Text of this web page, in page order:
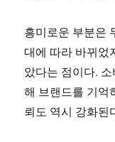
흥미로운 부분은
대에 따라 바뀌었
았다는 점이다.
해 브랜드를 기억
뢰도 역시 강화된